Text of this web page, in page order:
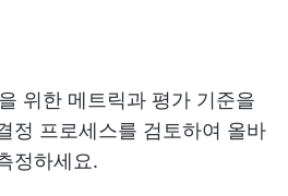
위한 메트릭과 평가 기준을
정 프로세스를 검토하여 올바
정하세요.